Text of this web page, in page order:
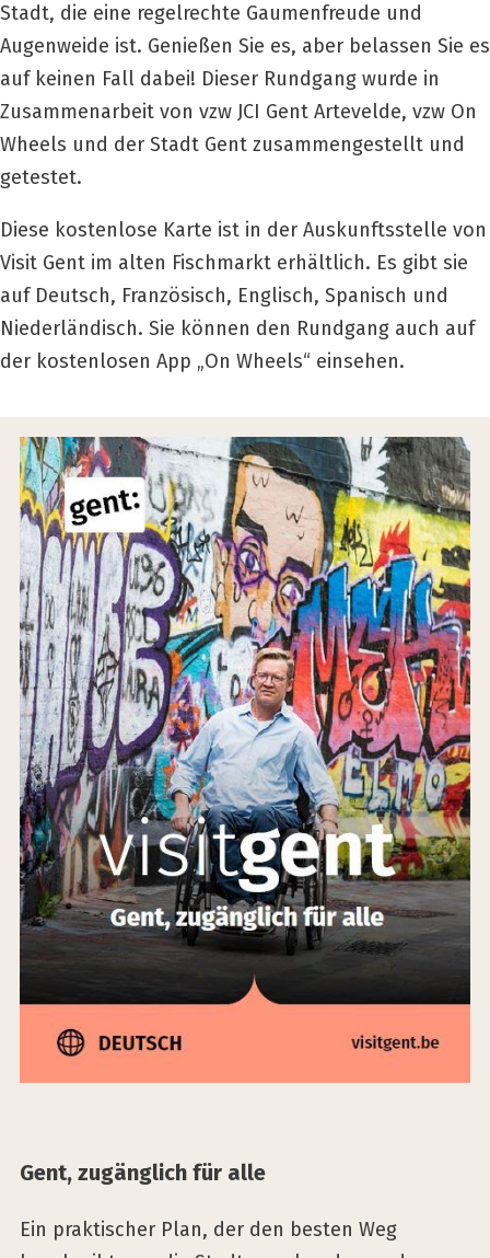
Stadt, die eine regelrechte Gaumenfreude und
Augenweide ist. Genießen Sie es, aber belassen Sie es
auf keinen Fall dabei! Dieser Rundgang wurde in
Zusammenarbeit von vzw JCI Gent Artevelde, vzw On
Wheels und der Stadt Gent zusammengestellt und
getestet.
Diese kostenlose Karte ist in der Auskunftsstelle von
Visit Gent im alten Fischmarkt erhältlich. Es gibt sie
auf Deutsch, Französisch, Englisch, Spanisch und
Niederländisch. Sie können den Rundgang auch auf
der kostenlosen App „On Wheels“ einsehen.
Gent, zugäng­lich für alle
Ein praktischer Plan, der den besten Weg